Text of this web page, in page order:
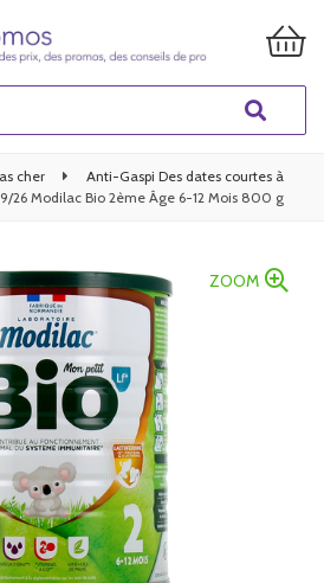
cher
Anti-Gaspi Des dates courtes à
26 Modilac Bio 2ème Âge 6-12 Mois 800 g
ZOOM